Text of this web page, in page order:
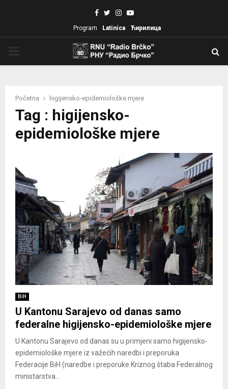
Facebook
TwitterInstagram
Youtube
Program Latinica Ћирилица
Početna higijensko-epidemiološke mjere
Tag : higijensko-
epidemiološke mjere
BiH
U Kantonu Sarajevo od danas samo
federalne higijensko-epidemiološke mjere
U Kantonu Sarajevo od danas su u primjeni samo higijensko-
epidemiološke mjere iz važećih naredbi i preporuka
Federacije BiH (naredbe i preporuke Kriznog štaba Federalnog
ministarstva...